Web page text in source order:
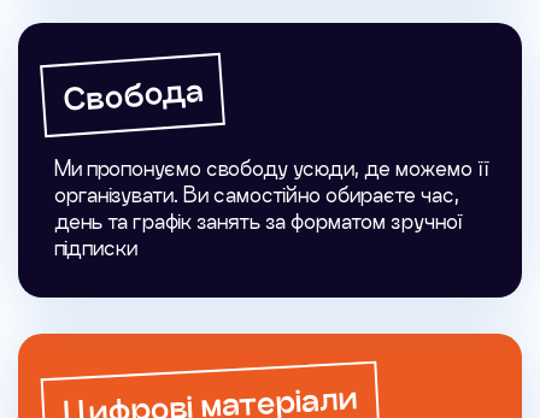
Цифрові матеріали
Свобода
Ми пропонуємо свободу усюди, де можемо її
організувати. Ви самостійно обираєте час,
день та графік занять за форматом зручної
підписки